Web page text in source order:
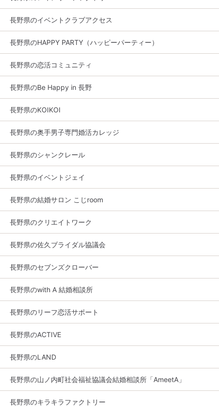
長野県のイベントクラブアクセス
長野県のHAPPY PARTY（ハッピーパーティー）
長野県の恋活コミュニティ
長野県のBe Happy in 長野
長野県のKOIKOI
長野県の奥手男子専門婚活カレッジ
長野県のシャンクレール
長野県のイベントジェイ
長野県の結婚サロン こじroom
長野県のクリエイトワーク
長野県の佐久ブライダル協議会
長野県のセブンズクローバー
長野県のwith A 結婚相談所
長野県のリーフ恋活サポート
長野県のACTIVE
長野県のLAND
長野県の山ノ内町社会福祉協議会結婚相談所「AmeetA」
長野県のキラキラファクトリー